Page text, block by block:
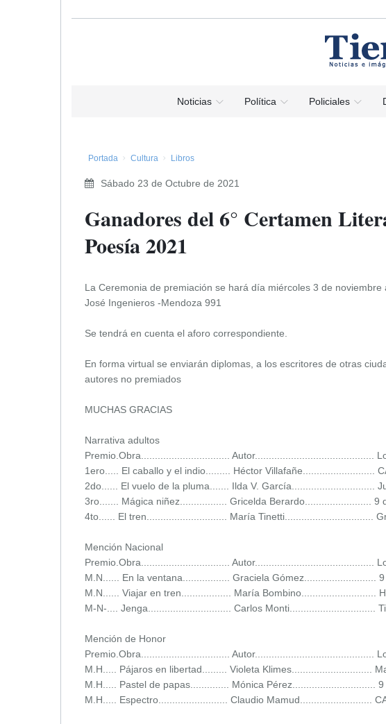
Noticias Política Policiales
Portada Cultura Libros
Sábado 23 de Octubre de 2021
​Ganadores del 6° Certamen
Poesía 2021
La Ceremonia de premiación se hará día miércoles 3 de
José Ingenieros -Mendoza 991
Se tendrá en cuenta el aforo correspondiente.
En forma virtual se enviarán diplomas, a los escritores de otras
autores no premiados
MUCHAS GRACIAS
Narrativa adultos
Premio.Obra................................ Autor...........................................
1ero..... El caballo y el indio......... Héctor Villafañe..........................
2do...... El vuelo de la pluma....... Ilda V. García..............................
3ro....... Mágica niñez................. Gricelda Berardo........................ 9
4to...... El tren............................. María Tinetti................................
Mención Nacional
Premio.Obra................................ Autor...........................................
M.N...... En la ventana................. Graciela Gómez..........................
M.N...... Viajar en tren.................. María Bombino...........................
M-N-.... Jenga.............................. Carlos Monti...............................
Mención de Honor
Premio.Obra................................ Autor...........................................
M.H..... Pájaros en libertad......... Violeta Klimes.............................
M.H..... Pastel de papas.............. Mónica Pérez..............................
M.H..... Espectro......................... Claudio Mamud..........................